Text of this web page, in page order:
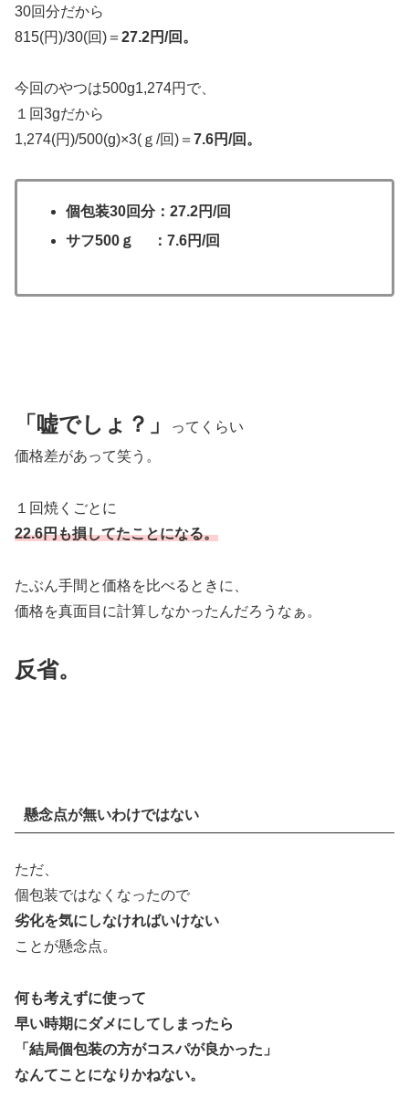
30回分だから
815(円)/30(回)＝ 27.2円/回。
今回のやつは500g1,274円で、
１回3gだから
1,274(円)/500(g)×3(ｇ/回)＝ 7.6円/回。
個包装30回分：27.2円/回
サフ500ｇ ：7.6円/回
「嘘でしょ？」
ってくらい
価格差があって笑う。
１回焼くごとに
22.6円も損してたことになる。
たぶん手間と価格を比べるときに、
価格を真面目に計算しなかったんだろうなぁ。
反省。
懸念点が無いわけではない
ただ、
個包装ではなくなったので
劣化を気にしなければいけない
ことが懸念点。
何も考えずに使って
早い時期にダメにしてしまったら
「結局個包装の方がコスパが良かった」
なんてことになりかねない。